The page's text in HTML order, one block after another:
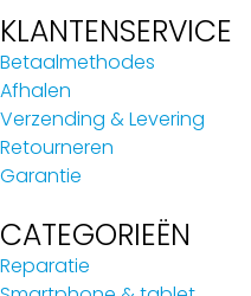
KLANTENSERVICE
Betaalmethodes
Afhalen
Verzending & Levering
Retourneren
Garantie
CATEGORIEËN
Reparatie